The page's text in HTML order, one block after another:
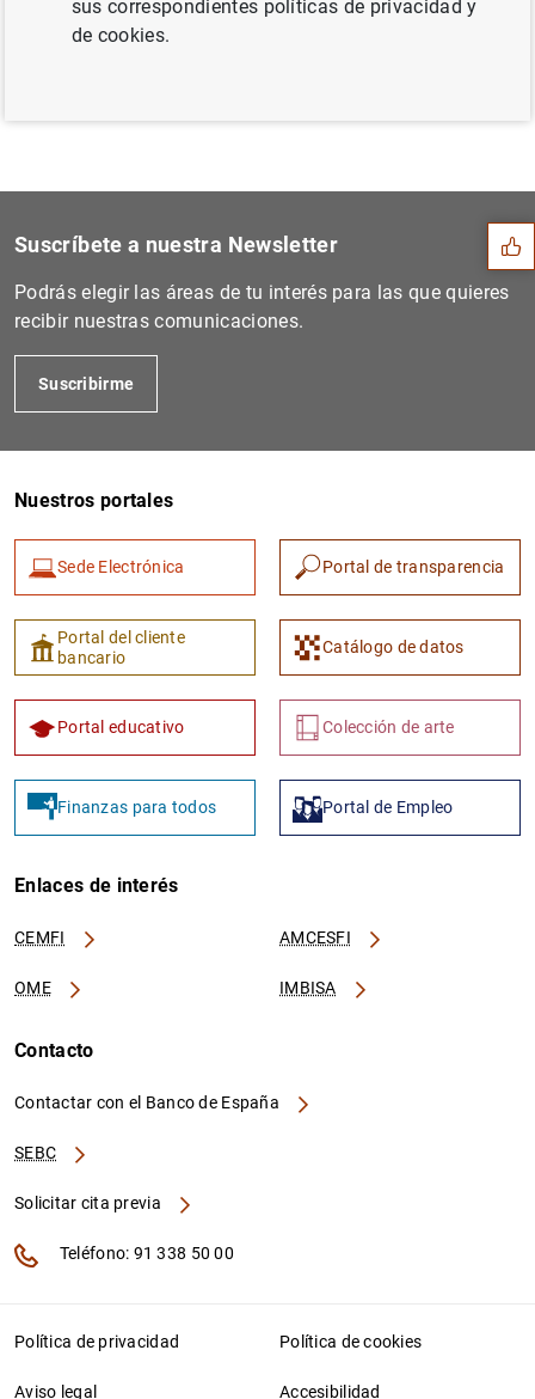
Anterior
Sugerencias
1 2
Suscríbete a nuestra Newsletter
Podrás elegir las áreas de tu interés para las que quieres
recibir nuestras comunicaciones.
Suscribirme
Nuestros portales
Sede Electrónica Portal de transparencia
Portal del cliente
bancario
Catálogo de datos
Portal educativo Colección de arte
Finanzas para todos Portal de Empleo
Enlaces de interés
CEMFI AMCESFI
OME IMBISA
Contacto
Contactar con el Banco de España
SEBC
Solicitar cita previa
Teléfono: 91 338 50 00
Política de privacidad Política de cookies
Aviso legal Accesibilidad
sus correspondientes políticas de privacidad y
de cookies.